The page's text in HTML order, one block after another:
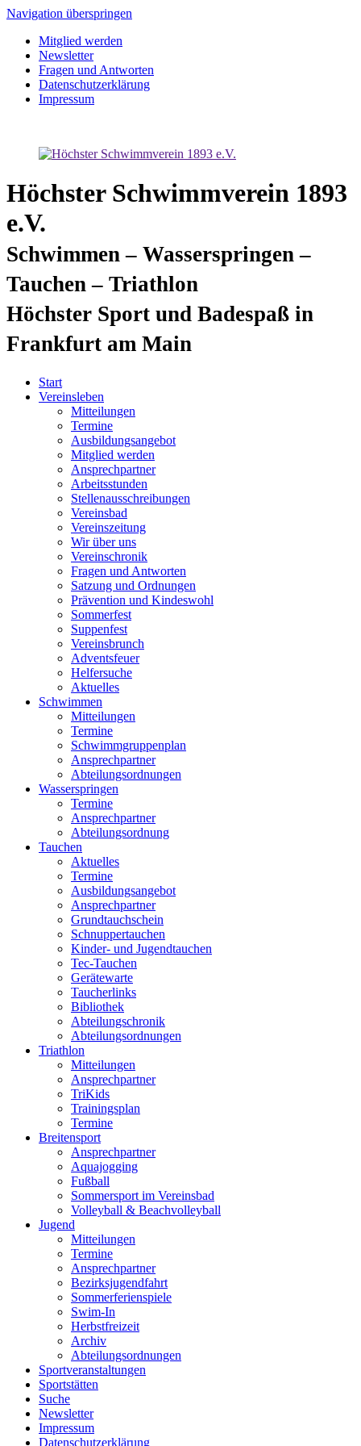
Navigation überspringen
Mitglied werden
Newsletter
Fragen und Antworten
Datenschutzerklärung
Impressum
Höchster Schwimmverein 1893
e.V.
Schwimmen – Wasserspringen –
Tauchen – Triathlon
Höchster Sport und Badespaß in
Frankfurt am Main
Start
Vereinsleben
Mitteilungen
Termine
Ausbildungsangebot
Mitglied werden
Ansprechpartner
Arbeitsstunden
Stellenausschreibungen
Vereinsbad
Vereinszeitung
Wir über uns
Vereinschronik
Fragen und Antworten
Satzung und Ordnungen
Prävention und Kindeswohl
Sommerfest
Suppenfest
Vereinsbrunch
Adventsfeuer
Helfersuche
Aktuelles
Schwimmen
Mitteilungen
Termine
Schwimmgruppenplan
Ansprechpartner
Abteilungsordnungen
Wasserspringen
Termine
Ansprechpartner
Abteilungsordnung
Tauchen
Aktuelles
Termine
Ausbildungsangebot
Ansprechpartner
Grundtauchschein
Schnuppertauchen
Kinder- und Jugendtauchen
Tec-Tauchen
Gerätewarte
Taucherlinks
Bibliothek
Abteilungschronik
Abteilungsordnungen
Triathlon
Mitteilungen
Ansprechpartner
TriKids
Trainingsplan
Termine
Breitensport
Ansprechpartner
Aquajogging
Fußball
Sommersport im Vereinsbad
Volleyball & Beachvolleyball
Jugend
Mitteilungen
Termine
Ansprechpartner
Bezirksjugendfahrt
Sommerferienspiele
Swim-In
Herbstfreizeit
Archiv
Abteilungsordnungen
Sportveranstaltungen
Sportstätten
Suche
Newsletter
Impressum
Datenschutzerklärung